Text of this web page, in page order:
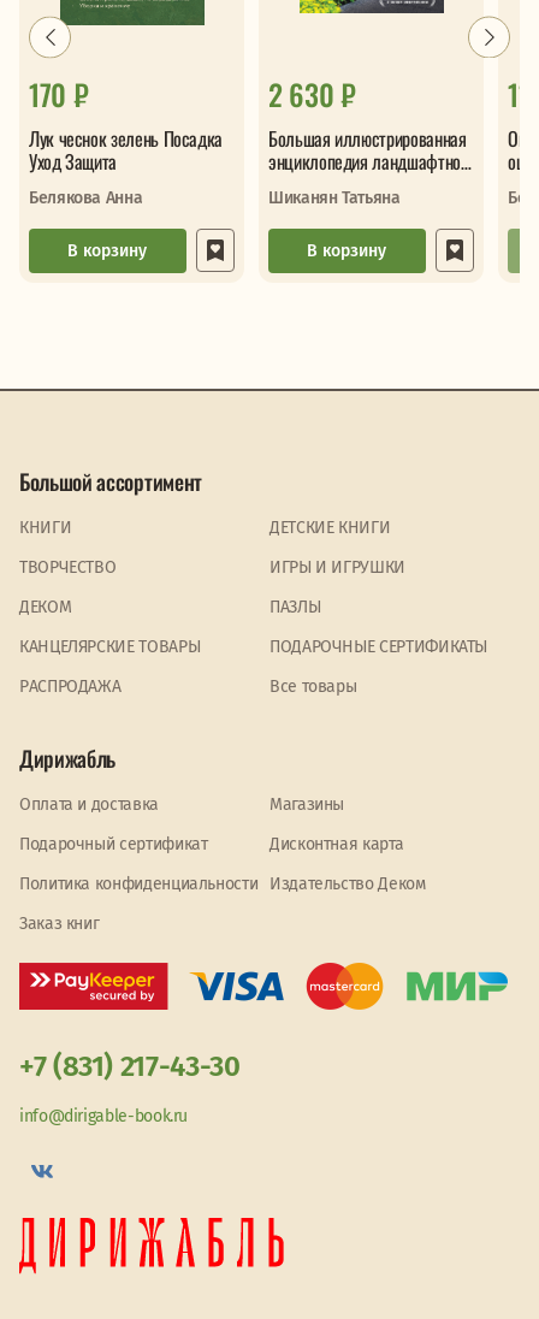
170 ₽
Лук чеснок зелень Посадка
Уход Защита
Белякова Анна
В корзину
2 630 ₽
Большая иллюстрированная
энциклопедия ландшафтного
дизайна
Шиканян Татьяна
В корзину
Большой ассортимент
КНИГИ
ДЕТСКИЕ КНИГИ
ТВОРЧЕСТВО
ИГРЫ И ИГРУШКИ
ДЕКОМ
ПАЗЛЫ
КАНЦЕЛЯРСКИЕ ТОВАРЫ
ПОДАРОЧНЫЕ СЕРТИФИКАТЫ
PАСПРОДАЖА
Все товары
Дирижабль
Оплата и доставка
Магазины
Подарочный сертификат
Дисконтная карта
Политика конфиденциальности
Издательство Деком
Заказ книг
+7 (831) 217-43-30
info@dirigable-book.ru